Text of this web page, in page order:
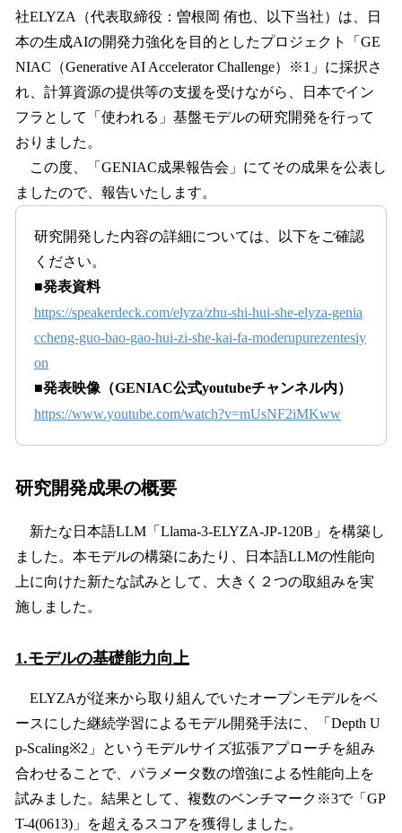
数
を
読
み
み
中
で
す
社ELYZA（代表取締役：曽根岡 侑也、以下当社）は、日
本の生成AIの開発力強化を目的としたプロジェクト「GE
NIAC（Generative AI Accelerator Challenge）※1」に採択さ
れ、計算資源の提供等の支援を受けながら、日本でイン
フラとして「使われる」基盤モデルの研究開発を行って
おりました。
この度、「GENIAC成果報告会」にてその成果を公表し
ましたので、報告いたします。
研究開発した内容の詳細については、以下をご確認
ください。
■発表資料
https://speakerdeck.com/elyza/zhu-shi-hui-she-elyza-genia
ccheng-guo-bao-gao-hui-zi-she-kai-fa-moderupurezentesiy
on
■発表映像（GENIAC公式youtubeチャンネル内）
https://www.youtube.com/watch?v=mUsNF2iMKww
研究開発成果の概要
新たな日本語LLM「Llama-3-ELYZA-JP-120B」を構築し
ました。本モデルの構築にあたり、日本語LLMの性能向
上に向けた新たな試みとして、大きく２つの取組みを実
施しました。
1.モデルの基礎能力向上
ELYZAが従来から取り組んでいたオープンモデルをベ
ースにした継続学習によるモデル開発手法に、「Depth U
p-Scaling※2」というモデルサイズ拡張アプローチを組み
合わせることで、パラメータ数の増強による性能向上を
試みました。結果として、複数のベンチマーク※3で「GP
T-4(0613)」を超えるスコアを獲得しました。